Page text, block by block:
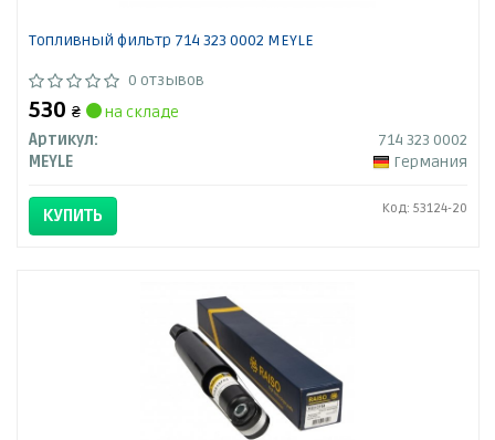
Топливный фильтр 714 323 0002 MEYLE
0 отзывов
530 ₴
на складе
Артикул:
714 323 0002
MEYLE
Германия
КУПИТЬ Код: 53124-20